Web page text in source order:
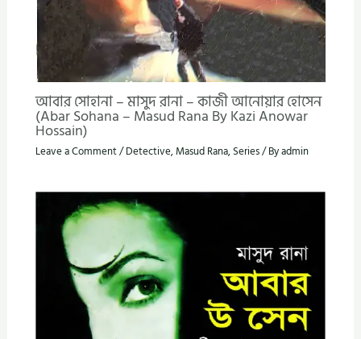
আবার সোহানা – মাসুদ রানা – কাজী আনোয়ার হোসেন
(Abar Sohana – Masud Rana By Kazi Anowar
Hossain)
Leave a Comment/Detective, Masud Rana, Series/ Byadmin